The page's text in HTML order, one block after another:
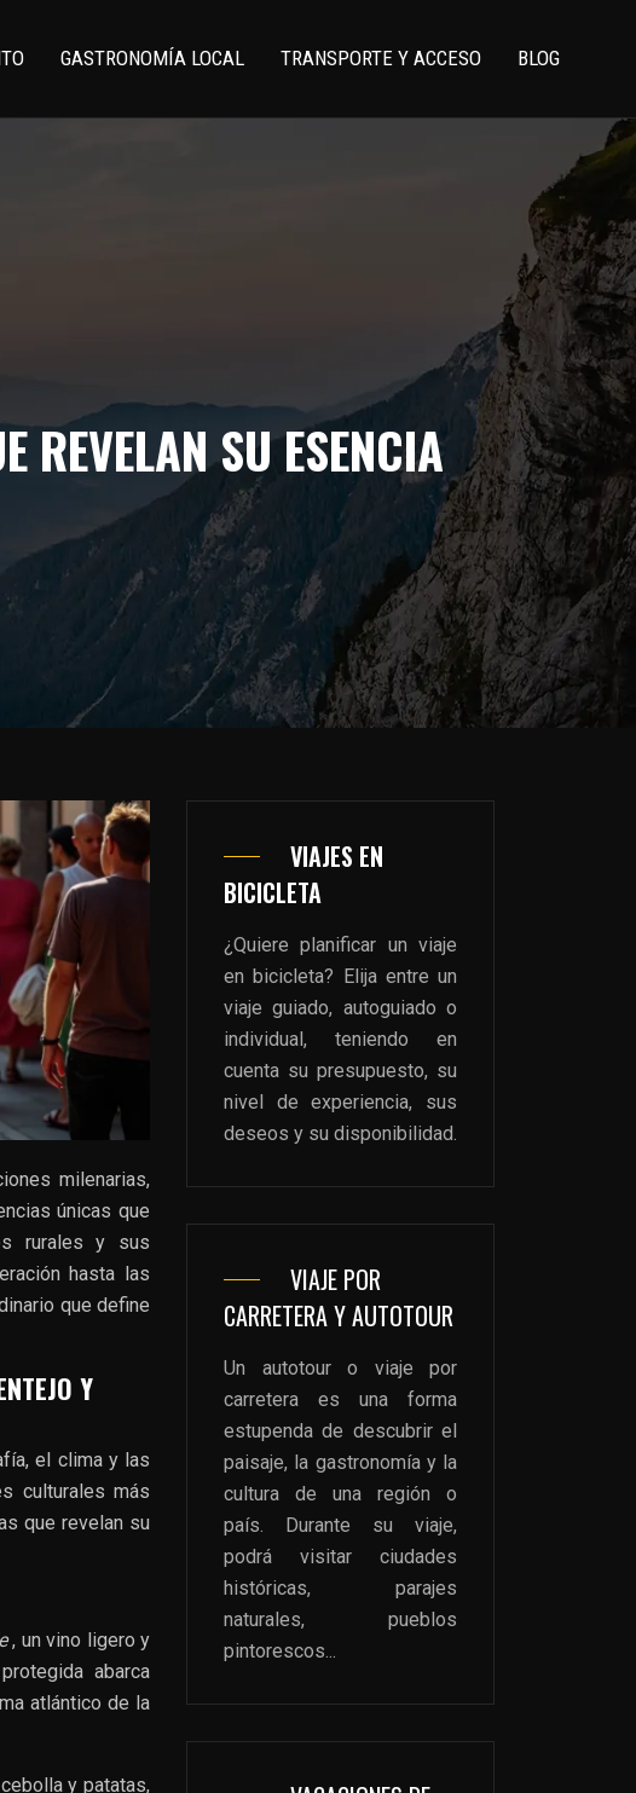
GASTRONOMÍA LOCAL TRANSPORTE Y ACCESO BLOG
REVELAN SU ESENCIA
milenarias,
únicas que
rurales y sus
hasta las
que define
Y
el clima y las
culturales más
que revelan su
, un vino ligero y
abarca
atlántico de la
y patatas,
VIAJES EN
BICICLETA
¿Quiere planificar un viaje
en bicicleta? Elija entre un
viaje guiado, autoguiado o
individual, teniendo en
cuenta su presupuesto, su
nivel de experiencia, sus
deseos y su disponibilidad.
VIAJE POR
CARRETERA Y AUTOTOUR
Un autotour o viaje por
carretera es una forma
estupenda de descubrir el
paisaje, la gastronomía y la
cultura de una región o
país. Durante su viaje,
podrá visitar ciudades
históricas, parajes
naturales, pueblos
pintorescos...